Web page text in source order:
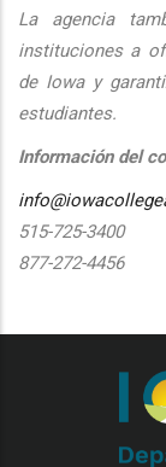
La agencia
instituciones a
de Iowa y
estudiantes.
Información del
515-725-3400
877-272-4456